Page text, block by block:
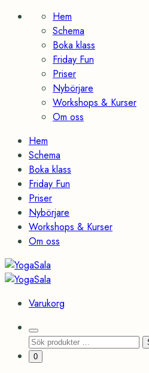
Skip
Hem
Schema
Boka klass
Friday Fun
Priser
Nybörjare
Workshops & Kurser
Om oss
Hem
Schema
Boka klass
Friday Fun
Priser
Nybörjare
Workshops & Kurser
Om oss
Varukorg
Search
Toggle
Sök
efter:
Minicart
Toggle
0